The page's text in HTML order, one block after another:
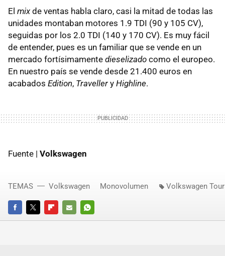
El mixde ventas habla claro, casi la mitad de todas las
unidades montaban motores 1.9 TDI (90 y 105 CV),
seguidas por los 2.0 TDI (140 y 170 CV). Es muy fácil
de entender, pues es un familiar que se vende en un
mercado fortísimamente dieselizado como el europeo.
En nuestro país se vende desde 21.400 euros en
acabados Edition, Traveller y Highline.
Fuente | Volkswagen
FACEBOOKTWITTERFLIPBOARD
E-
WHATSAPP
TEMAS Volkswagen Monovolumen Volkswagen